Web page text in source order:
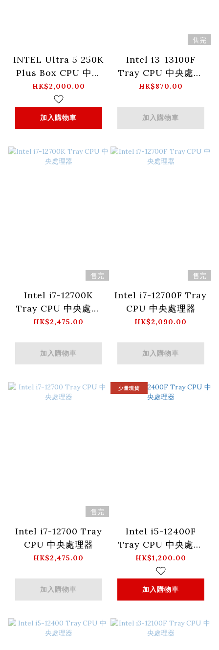
INTEL Ultra 5 250K
Plus Box CPU 中央
處理器
HK$2,000.00
加入購物車
售完
Intel i3-13100F
Tray CPU 中央處理
器
HK$870.00
加入購物車
售完
Intel i7-12700K
Tray CPU 中央處理
器
HK$2,475.00
加入購物車
售完
Intel i7-12700F Tray
CPU 中央處理器
HK$2,090.00
加入購物車
售完
Intel i7-12700 Tray
CPU 中央處理器
HK$2,475.00
加入購物車
少量現貨
Intel i5-12400F
Tray CPU 中央處理
器
HK$1,200.00
加入購物車